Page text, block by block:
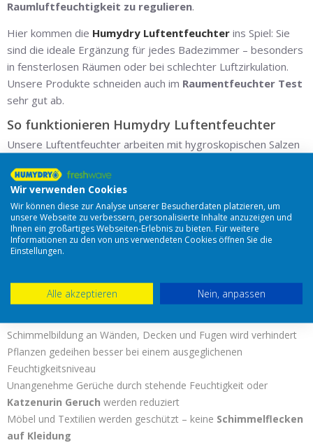
Raumluftfeuchtigkeit zu regulieren.
Hier kommen die Humydry Luftentfeuchter ins Spiel: Sie
sind die ideale Ergänzung für jedes Badezimmer – besonders
in fensterlosen Räumen oder bei schlechter Luftzirkulation.
Unsere Produkte schneiden auch im Raumentfeuchter Test
sehr gut ab.
So funktionieren Humydry Luftentfeuchter
Unsere Luftentfeuchter arbeiten mit hygroskopischen Salzen
überschüssige Feuchtigkeit aus der Luft aufnehmen. Der
Wasserdampf wird in Flüssigkeit umgewandelt und in einem
sicheren Behälter gesammelt, der einfach zu entleeren ist.
Auch Lidl Luftentfeuchter Granulatbasiert auf diesem
Prinzip, doch Humydry bietet spezielle Lösungen für alle
Vorteile der Humydry Luftentfeuchter im
Schimmelbildung an Wänden, Decken und Fugen wird verhindert
Pflanzen gedeihen besser bei einem ausgeglichenen
Feuchtigkeitsniveau
Unangenehme Gerüche durch stehende Feuchtigkeit oder
Katzenurin Geruch werden reduziert
Möbel und Textilien werden geschützt – keine Schimmelflecken
auf Kleidung
Wir verwenden Cookies
Wir können diese zur Analyse unserer Besucherdaten platzieren, um
unsere Webseite zu verbessern, personalisierte Inhalte anzuzeigen und
Ihnen ein großartiges Webseiten-Erlebnis zu bieten. Für weitere
Informationen zu den von uns verwendeten Cookies öffnen Sie die
Einstellungen.
Alle akzeptieren Nein, anpassen